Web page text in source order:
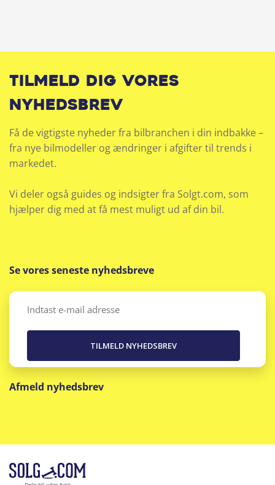
Tilmeld dig vores
nyhedsbrev
Få de vigtigste nyheder fra bilbranchen i din indbakke –
fra nye bilmodeller og ændringer i afgifter til trends i
markedet.
Vi deler også guides og indsigter fra Solgt.com, som
hjælper dig med at få mest muligt ud af din bil.
Se vores seneste nyhedsbreve
Email
Afmeld nyhedsbrev